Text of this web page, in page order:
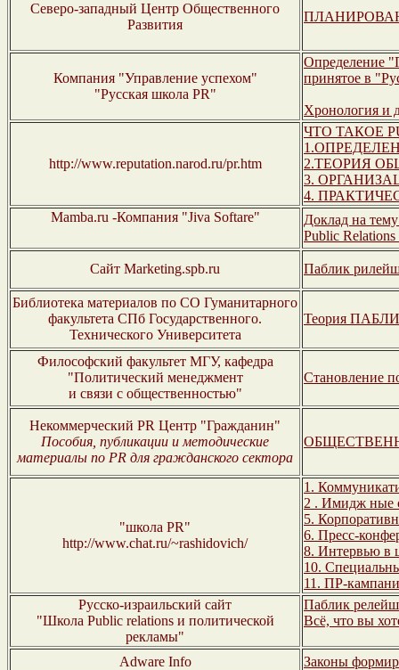
Северо-западный Центр Общественного
Развития
Компания "Управление успехом"
"Русская школа PR"
Определение
принятое в
Хронология и
http://www.reputation.narod.ru/pr.htm
ЧТО ТАКОЕ
2.ТЕОРИЯ
3.
4.
Mamba.ru -Компания "Jiva Softare"
Доклад на
Public Relations
Сайт Marketing.spb.ru Паблик
Библиотека материалов по СО Гуманитарного
факультета СПб Государственного.
Технического Университета
Теория
Философский факультет МГУ, кафедра
"Политический менеджмент
и связи с общественностью"
Становление
Некоммерческий PR Центр "Гражданин"
Пособия, публикации и методические
материалы по PR для гражданского сектора
"школа PR"
http://www.chat.ru/~rashidovich/
1.
2 . Имидж ные
5.
6. Пресс-
8. Интервью в
10.
11. ПР-
Русско-израильский сайт
"Школа Public relations и политической
рекламы"
Паблик
Всё, что вы
Adware Info Законы